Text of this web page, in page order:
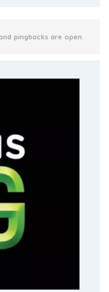
pingbacks are open.